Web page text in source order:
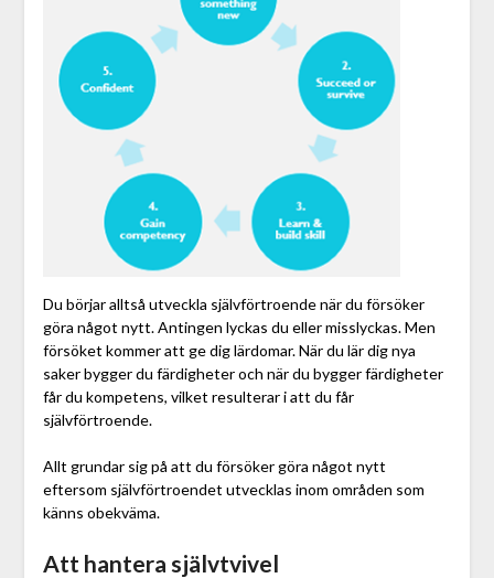
Du börjar alltså utveckla självförtroende när du försöker
göra något nytt. Antingen lyckas du eller misslyckas. Men
försöket kommer att ge dig lärdomar. När du lär dig nya
saker bygger du färdigheter och när du bygger färdigheter
får du kompetens, vilket resulterar i att du får
självförtroende.
Allt grundar sig på att du försöker göra något nytt
eftersom självförtroendet utvecklas inom områden som
känns obekväma.
Att hantera självtvivel